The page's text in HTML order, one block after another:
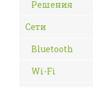
Решения
Сети
Bluetooth
Wi-Fi